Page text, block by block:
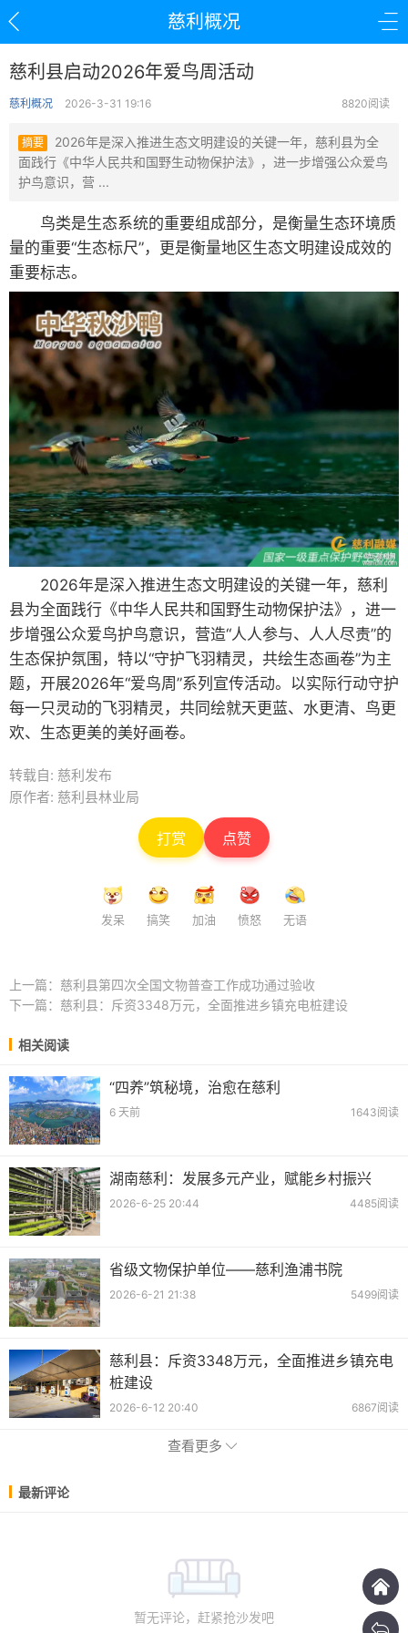
慈利概况
慈利县启动2026年爱鸟周活动
慈利概况 2026-3-31 19:16 8820阅读
摘要
2026年是深入推进生态文明建设的关键一年，慈利县为全
面践行《中华人民共和国野生动物保护法》，进一步增强公众爱鸟
护鸟意识，营 ...
鸟类是生态系统的重要组成部分，是衡量生态环境质
量的重要“生态标尺”，更是衡量地区生态文明建设成效的
重要标志。
2026年是深入推进生态文明建设的关键一年，慈利
县为全面践行《中华人民共和国野生动物保护法》，进一
步增强公众爱鸟护鸟意识，营造“人人参与、人人尽责”的
生态保护氛围，特以“守护飞羽精灵，共绘生态画卷”为主
题，开展2026年“爱鸟周”系列宣传活动。以实际行动守护
每一只灵动的飞羽精灵，共同绘就天更蓝、水更清、鸟更
欢、生态更美的美好画卷。
转载自: 慈利发布
原作者: 慈利县林业局
打赏 点赞
发呆 搞笑 加油 愤怒 无语
上一篇： 慈利县第四次全国文物普查工作成功通过验收
下一篇： 慈利县：斥资3348万元，全面推进乡镇充电桩建设
相关阅读
“四养”筑秘境，治愈在慈利
6 天前 1643阅读
湖南慈利：发展多元产业，赋能乡村振兴
2026-6-25 20:44 4485阅读
省级文物保护单位——慈利渔浦书院
2026-6-21 21:38 5499阅读
慈利县：斥资3348万元，全面推进乡镇充电
桩建设
2026-6-12 20:40 6867阅读
查看更多
最新评论
暂无评论，赶紧抢沙发吧